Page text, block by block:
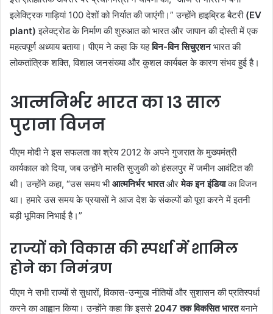
इलेक्ट्रिक गाड़ियां 100 देशों को निर्यात की जाएंगी।” उन्होंने हाइब्रिड बैटरी (EV
plant) इलेक्ट्रोड के निर्माण की शुरुआत को भारत और जापान की दोस्ती में एक
महत्वपूर्ण अध्याय बताया। पीएम ने कहा कि यहविन-विन सिचुएशनभारत की
लोकतांत्रिक शक्ति, विशाल जनसंख्या और कुशल कार्यबल के कारण संभव हुई है।
आत्मनिर्भर भारत का 13 साल
पुराना विजन
पीएम मोदी ने इस सफलता का श्रेय 2012 के अपने गुजरात के मुख्यमंत्री
कार्यकाल को दिया, जब उन्होंने मारुति सुजुकी को हंसलपुर में जमीन आवंटित की
थी। उन्होंने कहा, “उस समय भीआत्मनिर्भर भारतऔरमेक इन इंडियाका विजन
था। हमारे उस समय के प्रयासों ने आज देश के संकल्पों को पूरा करने में इतनी
बड़ी भूमिका निभाई है।”
राज्यों को विकास की स्पर्धा में शामिल
होने का निमंत्रण
पीएम ने सभी राज्यों से सुधारों, विकास-उन्मुख नीतियों और सुशासन की प्रतिस्पर्धा
करने का आह्वान किया। उन्होंने कहा कि इससे 2047 तक विकसित भारतबनाने